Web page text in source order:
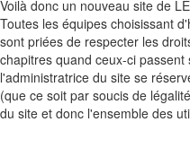
Voilà donc un nouveau site de
Toutes les équipes choisissant
sont priées de respecter les
chapitres quand ceux-ci
l'administratrice du site se
(que ce soit par soucis de
du site et donc l'ensemble des